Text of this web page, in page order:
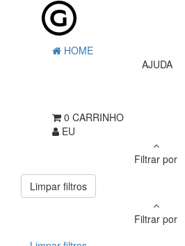
HOME
AJUDA
0 CARRINHO
EU
Filtrar por
Limpar filtros
Filtrar por